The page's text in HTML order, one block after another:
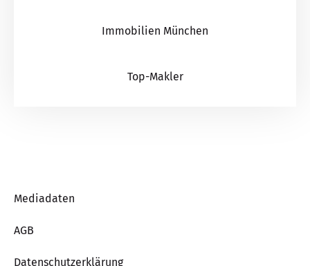
Immobilien München
Top-Makler
Mediadaten
AGB
Datenschutzerklärung